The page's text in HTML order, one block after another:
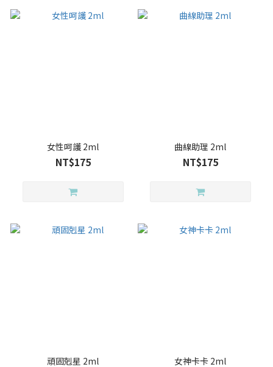
女性呵護 2ml
NT$175
曲線助理 2ml
NT$175
頑固剋星 2ml 女神卡卡 2ml